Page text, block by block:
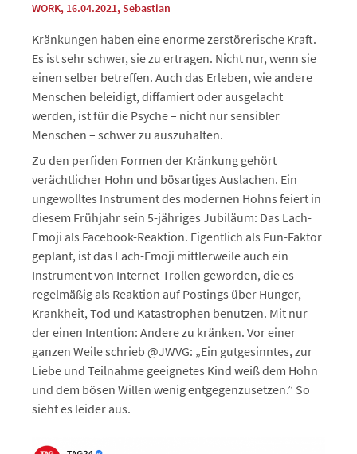
WORK, 16.04.2021, Sebastian
Kränkungen haben eine enorme zerstörerische Kraft.
Es ist sehr schwer, sie zu ertragen. Nicht nur, wenn sie
einen selber betreffen. Auch das Erleben, wie andere
Menschen beleidigt, diffamiert oder ausgelacht
werden, ist für die Psyche – nicht nur sensibler
Menschen – schwer zu auszuhalten.
Zu den perfiden Formen der Kränkung gehört
verächtlicher Hohn und bösartiges Auslachen. Ein
ungewolltes Instrument des modernen Hohns feiert in
diesem Frühjahr sein 5-jähriges Jubiläum: Das Lach-
Emoji als Facebook-Reaktion. Eigentlich als Fun-Faktor
geplant, ist das Lach-Emoji mittlerweile auch ein
Instrument von Internet-Trollen geworden, die es
regelmäßig als Reaktion auf Postings über Hunger,
Krankheit, Tod und Katastrophen benutzen. Mit nur
der einen Intention: Andere zu kränken. Vor einer
ganzen Weile schrieb @JWVG: „Ein gutgesinntes, zur
Liebe und Teilnahme geeignetes Kind weiß dem Hohn
und dem bösen Willen wenig entgegenzusetzen.” So
sieht es leider aus.